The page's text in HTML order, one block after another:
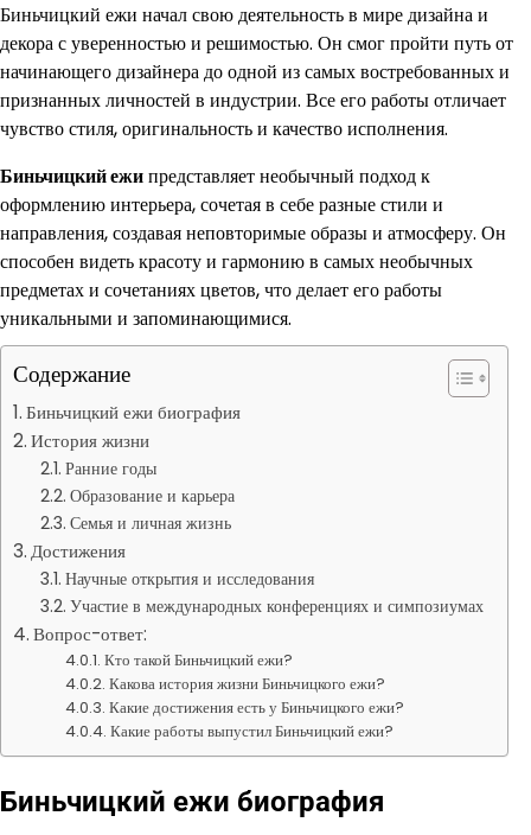
Биньчицкий ежи начал свою деятельность в мире дизайна и
декора с уверенностью и решимостью. Он смог пройти путь от
начинающего дизайнера до одной из самых востребованных и
признанных личностей в индустрии. Все его работы отличает
чувство стиля, оригинальность и качество исполнения.
Биньчицкий ежипредставляет необычный подход к
оформлению интерьера, сочетая в себе разные стили и
направления, создавая неповторимые образы и атмосферу. Он
способен видеть красоту и гармонию в самых необычных
предметах и сочетаниях цветов, что делает его работы
уникальными и запоминающимися.
Содержание
Биньчицкий ежи биография
История жизни
Ранние годы
Образование и карьера
Семья и личная жизнь
Достижения
Научные открытия и исследования
Участие в международных конференциях и симпозиумах
Вопрос-ответ:
Кто такой Биньчицкий ежи?
Какова история жизни Биньчицкого ежи?
Какие достижения есть у Биньчицкого ежи?
Какие работы выпустил Биньчицкий ежи?
Биньчицкий ежи биография